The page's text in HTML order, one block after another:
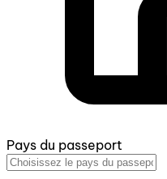
Pays du passeport